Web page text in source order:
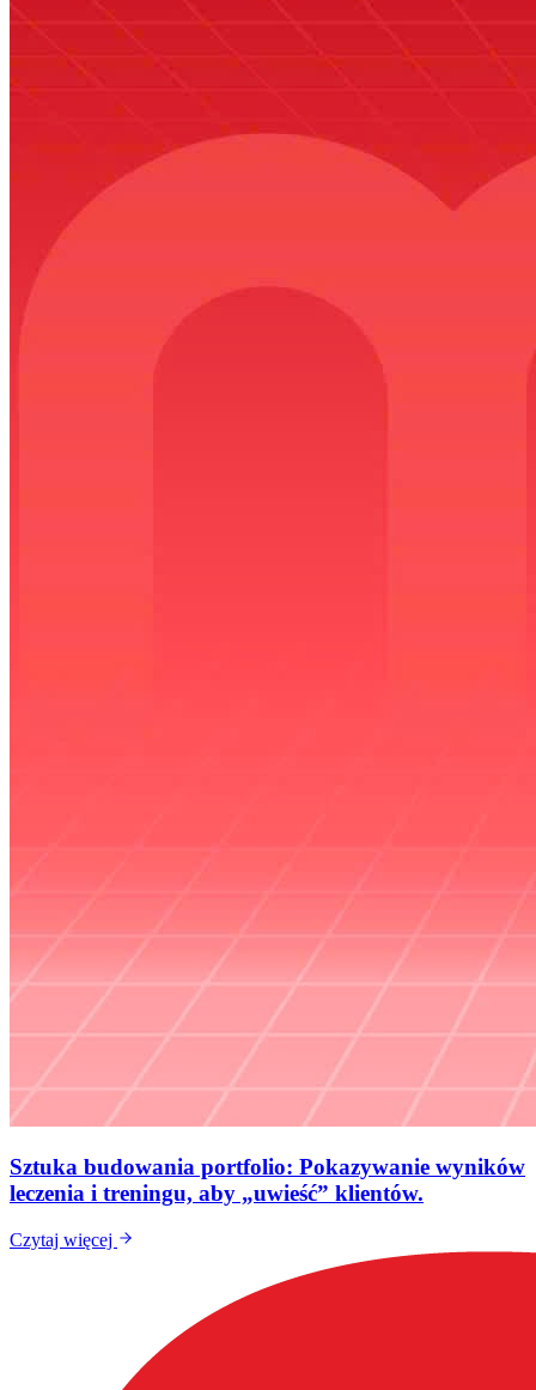
Sztuka budowania portfolio: Pokazywanie wyników
leczenia i treningu, aby „uwieść” klientów.
Czytaj więcej